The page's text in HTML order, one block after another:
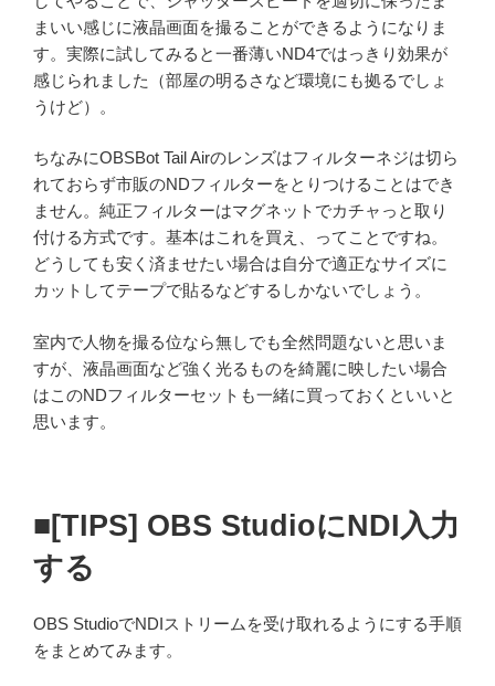
まいい感じに液晶画面を撮ることができるようになりま
す。実際に試してみると一番薄いND4ではっきり効果が
感じられました（部屋の明るさなど環境にも拠るでしょ
うけど）。
ちなみにOBSBot Tail Airのレンズはフィルターネジは切ら
れておらず市販のNDフィルターをとりつけることはでき
ません。純正フィルターはマグネットでカチャっと取り
付ける方式です。基本はこれを買え、ってことですね。
どうしても安く済ませたい場合は自分で適正なサイズに
カットしてテープで貼るなどするしかないでしょう。
室内で人物を撮る位なら無しでも全然問題ないと思いま
すが、液晶画面など強く光るものを綺麗に映したい場合
はこのNDフィルターセットも一緒に買っておくといいと
思います。
■[TIPS] OBS StudioにNDI入力
する
OBS StudioでNDIストリームを受け取れるようにする手順
をまとめてみます。